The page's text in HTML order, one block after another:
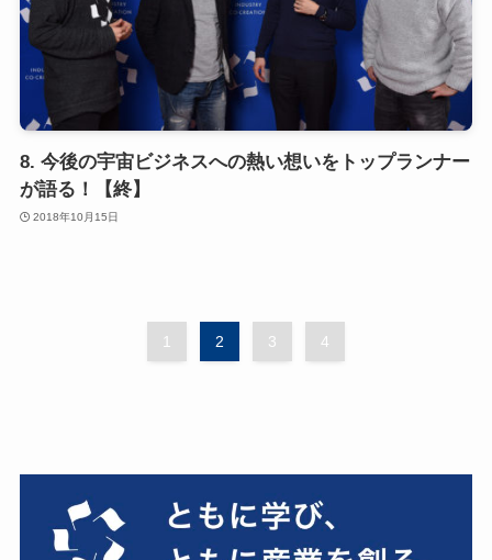
8. 今後の宇宙ビジネスへの熱い想いをトップランナー
が語る！【終】
2018年10月15日
1 2 3 4